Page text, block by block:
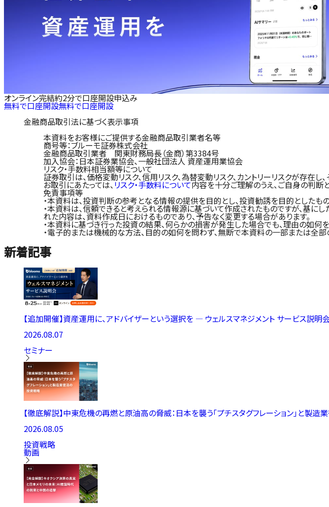
オンライン完結約2分で口座開設申込み
無料で口座開設無料で口座開設
金融商品取引法に基づく表示事項
本資料をお客様にご提供する金融商品取引業者名等
商号等：ブルーモ証券株式会社
金融商品取引業者 関東財務局長（金商）第3384号
加入協会：日本証券業協会、一般社団法人 資産運用業協会
リスク・手数料相当額等について
証券取引は、価格変動リスク、信用リスク、為替変動リスク、カントリーリスクが存在
お取引にあたっては、リスク・手数料について内容を十分ご理解のうえ、ご自身の判断
免責事項等
・本資料は、投資判断の参考となる情報の提供を目的とし、投資勧誘を目的とした
・本資料は、信頼できると考えられる情報源に基づいて作成されたものですが、基
れた内容は、資料作成日におけるものであり、予告なく変更する場合があります。
・本資料に基づき行った投資の結果、何らかの損害が発生した場合でも、理由の如
・電子的または機械的な方法、目的の如何を問わず、無断で本資料の一部または全部
新着記事
【追加開催】資産運用に、アドバイザーという選択を ― ウェルスマネジメント サービス説明
2026.08.07
セミナー
【徹底解説】中東危機の再燃と原油高の脅威：日本を襲う「プチスタグフレーション」と製造
2026.08.05
投資戦略
動画